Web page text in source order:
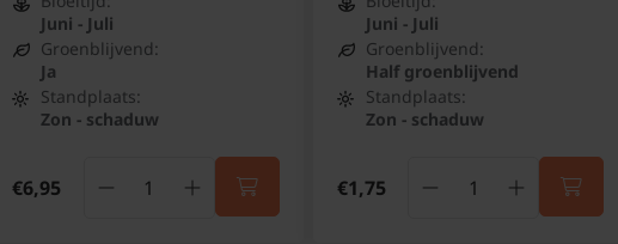
Juni - Juli
Groenblijvend:
Ja
Standplaats:
Zon - schaduw
€6,95
Juni - Juli
Groenblijvend:
Half groenblijvend
Standplaats:
Zon - schaduw
€1,75